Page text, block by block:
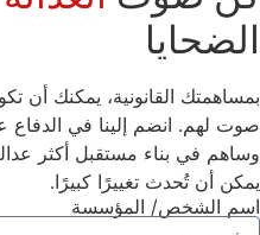
الضحايا
بمساهمتك القانونية، يمكنك أن
صوت لهم. انضم إلينا في الدفاع
وساهم في بناء مستقبل أكثر
يمكن أن تُحدث تغييرًا كبيرًا.
اسم الشخص/ المؤسسة